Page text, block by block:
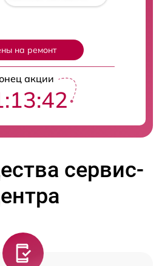
на ремонт
акции
сервис-